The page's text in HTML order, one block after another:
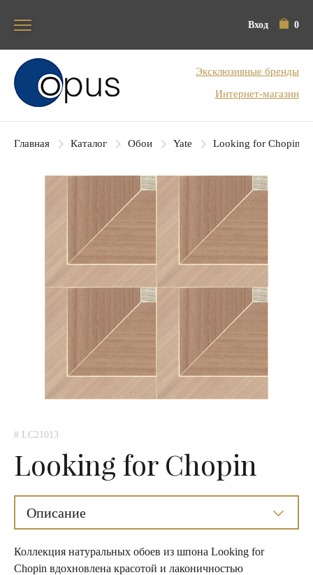
Вход 0
Блок поиска
Эксклюзивные бренды
Интернет-магазин
Главная Каталог Обои Yate Looking for Chopin
# LC21013
Looking for Chopin
Описание
Коллекция натуральных обоев из шпона Looking for
Chopin вдохновлена красотой и лаконичностью